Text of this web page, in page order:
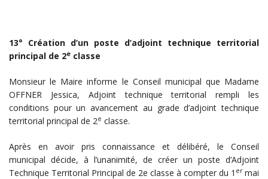
13° Création d’un poste d’adjoint technique territorial
principal de 2e classe
Monsieur le Maire informe le Conseil municipal que Madame
OFFNER Jessica, Adjoint technique territorial rempli les
conditions pour un avancement au grade d’adjoint technique
territorial principal de 2e classe.
Après en avoir pris connaissance et délibéré, le Conseil
municipal décide, à l’unanimité, de créer un poste d’Adjoint
Technique Territorial Principal de 2e classe à compter du 1 ermai